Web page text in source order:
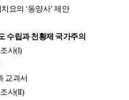
요의 ‘동양사’ 제안
수립과 천황제 국가주의
사(I)
교과서
사(II)